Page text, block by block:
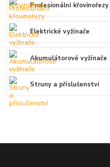
Profesionální křovinořezy
Elektrické vyžínače
Akumulátorové vyžínače
Struny a příslušenství